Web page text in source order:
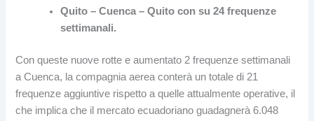
Quito – Cuenca – Quito con su 24 frequenze
settimanali.
Con queste nuove rotte e aumentato 2 frequenze settimanali
a Cuenca, la compagnia aerea conterà un totale di 21
frequenze aggiuntive rispetto a quelle attualmente operative, il
che implica che il mercato ecuadoriano guadagnerà 6.048